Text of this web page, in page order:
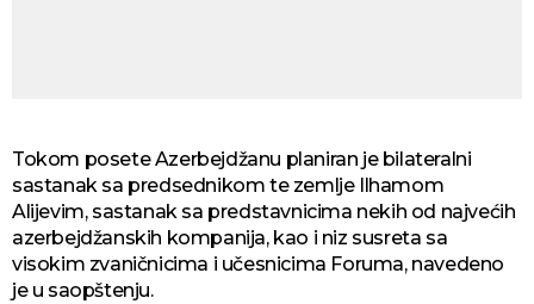
Tokom posete Azerbejdžanu planiran je bilateralni
sastanak sa predsednikom te zemlje Ilhamom
Alijevim, sastanak sa predstavnicima nekih od najvećih
azerbejdžanskih kompanija, kao i niz susreta sa
visokim zvaničnicima i učesnicima Foruma, navedeno
je u saopštenju.